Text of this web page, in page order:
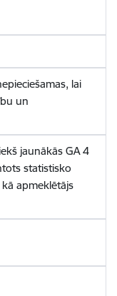
lai
un
jaunākās GA 4
statistisko
apmeklētājs